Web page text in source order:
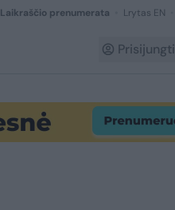
Laikraščio prenumerata Lrytas EN
Prisijungti